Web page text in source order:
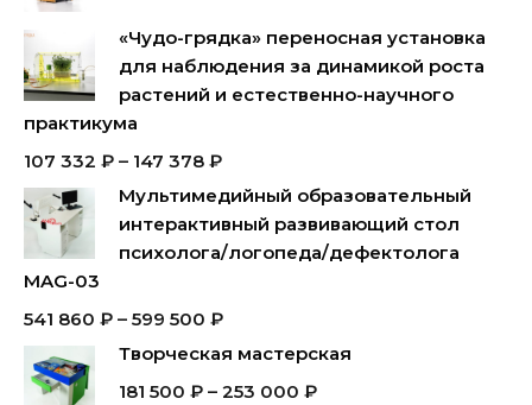
«Чудо-грядка» переносная установка
для наблюдения за динамикой роста
растений и естественно-научного
практикума
107 332 ₽ – 147 378 ₽
Мультимедийный образовательный
интерактивный развивающий стол
психолога/логопеда/дефектолога
MAG-03
541 860 ₽ – 599 500 ₽
Творческая мастерская
181 500 ₽ – 253 000 ₽